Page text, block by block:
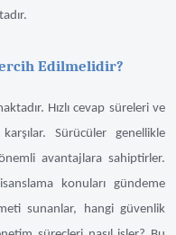
Edilmelidir?
Hızlı cevap süreleri ve
Sürücüler genellikle
avantajlara sahiptirler.
konuları gündeme
sunanlar, hangi güvenlik